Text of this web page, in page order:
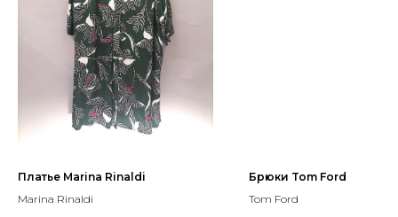
Платье Marina Rinaldi
Marina Rinaldi
Брюки Tom Ford
Tom Ford